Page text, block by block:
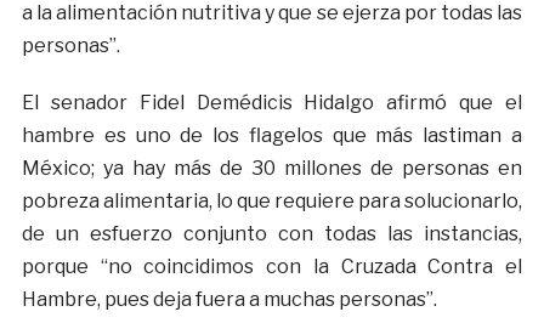
a la alimentación nutritiva y que se ejerza por todas las
personas”.
El senador Fidel Demédicis Hidalgo afirmó que el
hambre es uno de los flagelos que más lastiman a
México; ya hay más de 30 millones de personas en
pobreza alimentaria, lo que requiere para solucionarlo,
de un esfuerzo conjunto con todas las instancias,
porque “no coincidimos con la Cruzada Contra el
Hambre, pues deja fuera a muchas personas”.